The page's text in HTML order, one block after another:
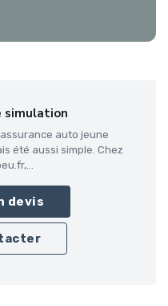
simulation
auto jeune
été aussi simple. Chez
devis